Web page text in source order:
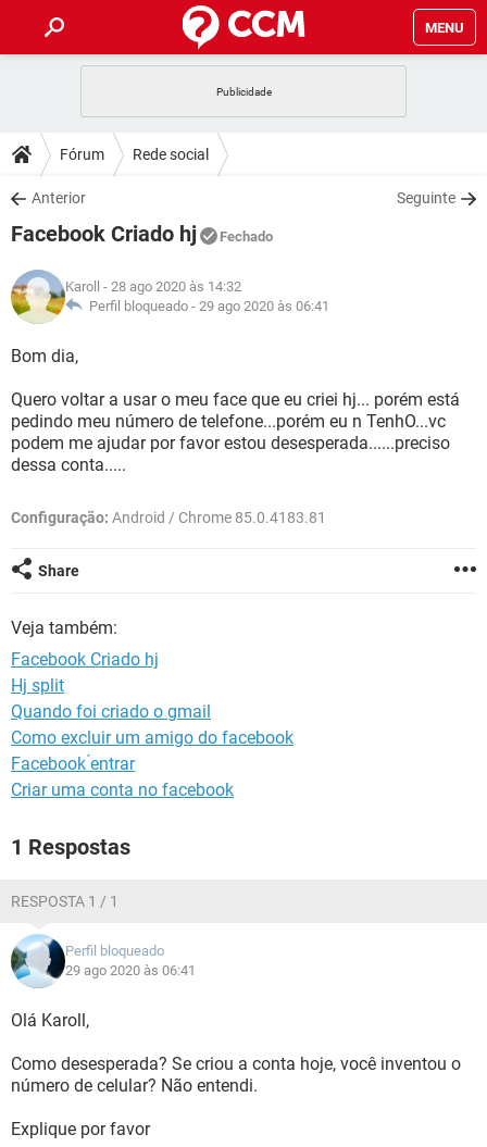
MENU
CELULAR
OUTLOOK
INSTAGRAM GMAIL
GUIA DE COMPRAS
DICAS
JOGOS
INSTAGRAM
GUIA DE COMPRAS
DOWNLOADS
JOGOS WHATSAPP
CELULAR
OUTLOOK EXCEL
INSTAGRAM
JOGOS
CELULAR
OUTLOOK
INSTAGRAM GMAIL
GUIA DE COMPRAS
GLOSSÁRIO
JOGOS
OUTLOOK EXCEL
INSTAGRAM
Fórum Rede social
Anterior Seguinte
Facebook Criado hj Fechado
Karoll - 28 ago 2020 às 14:32
Perfil bloqueado - 29 ago 2020 às 06:41
Bom dia,
Quero voltar a usar o meu face que eu criei hj... porém está
pedindo meu número de telefone...porém eu n TenhO...vc
podem me ajudar por favor estou desesperada......preciso
dessa conta.....
Configuração: Android / Chrome 85.0.4183.81
Share
Veja também:
Facebook Criado hj
Hj split
Quando foi criado o gmail
Como excluir um amigo do facebook
Facebook ́entrar
Criar uma conta no facebook
1 Respostas
RESPOSTA 1 / 1
Perfil bloqueado
29 ago 2020 às 06:41
Olá Karoll,
Como desesperada? Se criou a conta hoje, você inventou o
número de celular? Não entendi.
Explique por favor